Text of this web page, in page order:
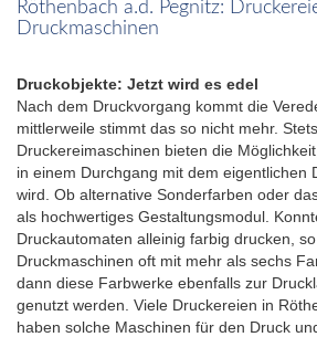
Röthenbach a.d. Pegnitz:
Druckmaschinen
Druckobjekte: Jetzt wird es edel
Nach dem Druckvorgang kommt die
mittlerweile stimmt das so nicht mehr.
Druckereimaschinen bieten die
in einem Durchgang mit dem eigentlichen
wird. Ob alternative Sonderfarben oder
als hochwertiges Gestaltungsmodul.
Druckautomaten alleinig farbig drucken,
Druckmaschinen oft mit mehr als sechs
dann diese Farbwerke ebenfalls zur
genutzt werden. Viele Druckereien in
haben solche Maschinen für den Druck